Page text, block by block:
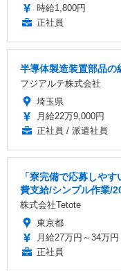
時給1,800円
正社員
半導体製造装置部品
フジアルテ株式会社
埼玉県
月給22万9,000円
正社員 / 派遣社員
「寮完備で応募しや
費支給/シンプル作業/
株式会社Tetote
東京都
月給27万円～34万円
正社員